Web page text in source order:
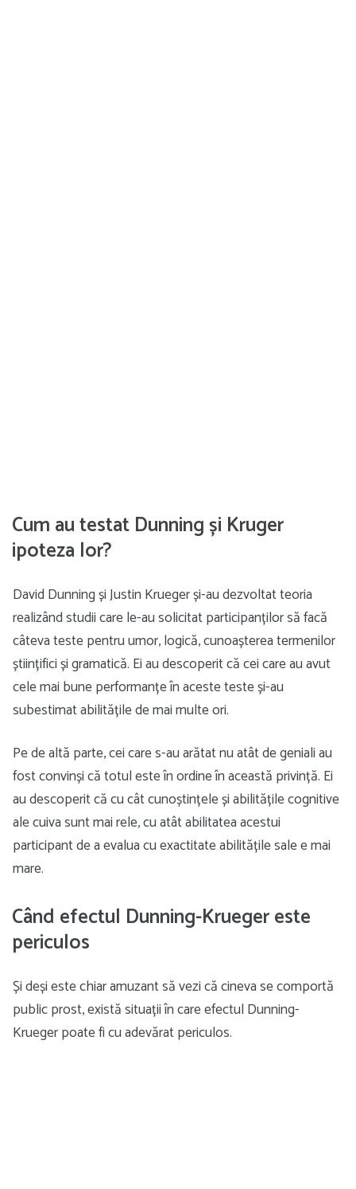
Cum au testat Dunning și Kruger
ipoteza lor?
David Dunning și Justin Krueger și-au dezvoltat teoria
realizând studii care le-au solicitat participanților să facă
câteva teste pentru umor, logică, cunoașterea termenilor
științifici și gramatică. Ei au descoperit că cei care au avut
cele mai bune performanțe în aceste teste și-au
subestimat abilitățile de mai multe ori.
Pe de altă parte, cei care s-au arătat nu atât de geniali au
fost convinși că totul este în ordine în această privință. Ei
au descoperit că cu cât cunoștințele și abilitățile cognitive
ale cuiva sunt mai rele, cu atât abilitatea acestui
participant de a evalua cu exactitate abilitățile sale e mai
mare.
Când efectul Dunning-Krueger este
periculos
Și deși este chiar amuzant să vezi că cineva se comportă
public prost, există situații în care efectul Dunning-
Krueger poate fi cu adevărat periculos.